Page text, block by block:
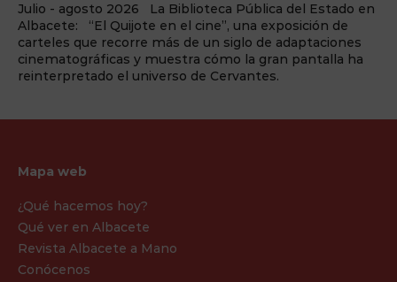
Julio - agosto 2026 La Biblioteca Pública del Estado en
Albacete: “El Quijote en el cine”, una exposición de
carteles que recorre más de un siglo de adaptaciones
cinematográficas y muestra cómo la gran pantalla ha
reinterpretado el universo de Cervantes.
Mapa web
¿Qué hacemos hoy?
Qué ver en Albacete
Revista Albacete a Mano
Conócenos